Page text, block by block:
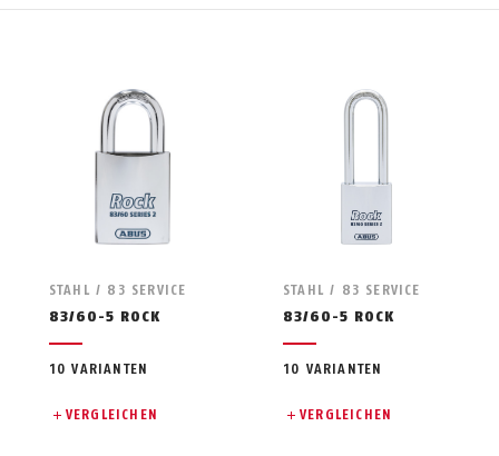
STAHL / 83 SERVICE
83/60-5 ROCK
10 VARIANTEN
VERGLEICHEN
STAHL / 83 SERVICE
83/60-5 ROCK
10 VARIANTEN
VERGLEICHEN